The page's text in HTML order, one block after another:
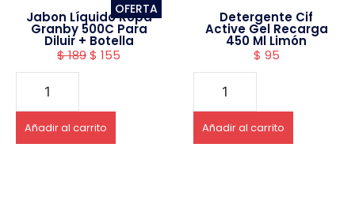
OFERTA
Jabon Líquido Ropa
Granby 500C Para
Diluir + Botella
$189$ 155
Añadir al carrito
Detergente Cif
Active Gel Recarga
450 Ml Limón
$ 95
Añadir al carrito